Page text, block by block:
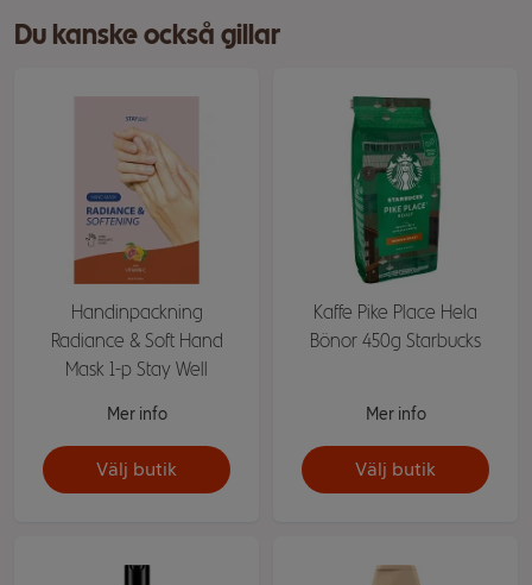
Du kanske också gillar
Handinpackning
Radiance & Soft Hand
Mask 1-p Stay Well
Mer info
Välj butik
Kaffe Pike Place Hela
Bönor 450g Starbucks
Mer info
Välj butik